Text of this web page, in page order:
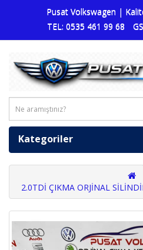
Pusat Volkswagen | Kalite
TEL: 0535 461 99 68
Kategoriler
2.0TDİ ÇIKMA ORJİNAL